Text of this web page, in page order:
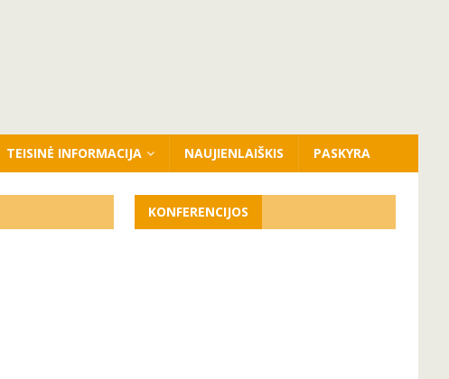
TEISINĖ INFORMACIJA NAUJIENLAIŠKIS PASKYRA
KONFERENCIJOS